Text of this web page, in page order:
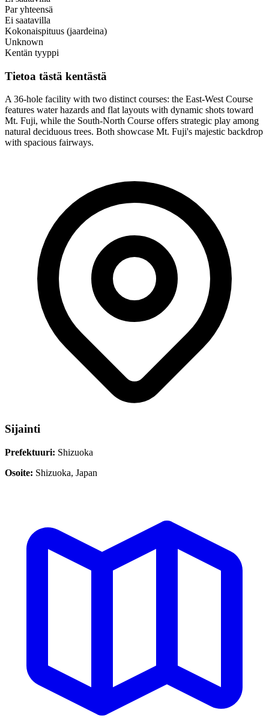
Par yhteensä
Ei saatavilla
Kokonaispituus (jaardeina)
Unknown
Kentän tyyppi
Tietoa tästä kentästä
A 36-hole facility with two distinct courses: the East-West Course
features water hazards and flat layouts with dynamic shots toward
Mt. Fuji, while the South-North Course offers strategic play among
natural deciduous trees. Both showcase Mt. Fuji's majestic backdrop
with spacious fairways.
Sijainti
Prefektuuri: Shizuoka
Osoite: Shizuoka, Japan